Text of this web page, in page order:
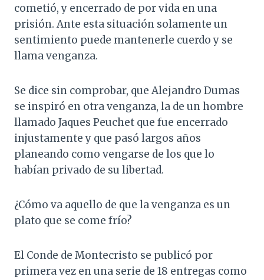
cometió, y encerrado de por vida en una
prisión. Ante esta situación solamente un
sentimiento puede mantenerle cuerdo y se
llama venganza.
Se dice sin comprobar, que Alejandro Dumas
se inspiró en otra venganza, la de un hombre
llamado Jaques Peuchet que fue encerrado
injustamente y que pasó largos años
planeando como vengarse de los que lo
habían privado de su libertad.
¿Cómo va aquello de que la venganza es un
plato que se come frío?
El Conde de Montecristo se publicó por
primera vez en una serie de 18 entregas como